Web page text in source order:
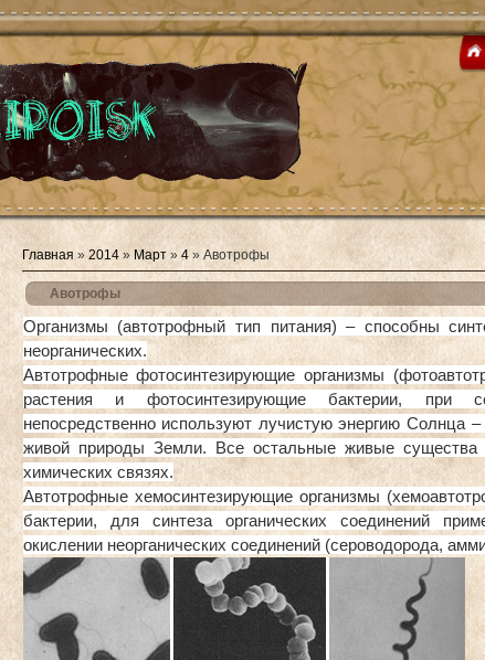
Главная » 2014 » Март » 4» Авотрофы
Авотрофы
Организмы (автотрофный тип питания) – способны
неорганических.
Автотрофные фотосинтезирующие организмы
растения и фотосинтезирующие бактерии, при
непосредственно используют лучистую энергию Солнца –
живой природы Земли. Все остальные живые существа
химических связях.
Автотрофные хемосинтезирующие организмы
бактерии, для синтеза органических соединений
окислении неорганических соединений (сероводорода,